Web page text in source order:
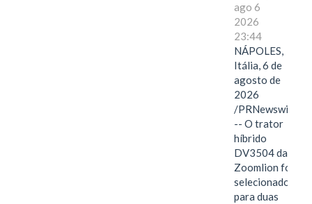
ago 6
2026
23:44
NÁPOLES,
Itália, 6 de
agosto de
2026
/PRNewswire/
-- O trator
híbrido
DV3504 da
Zoomlion foi
selecionado
para duas